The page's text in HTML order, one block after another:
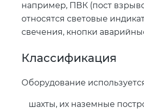
например, ПВК (пост
относятся световые
свечения, кнопки
Классификация
Оборудование
шахты, их наземные